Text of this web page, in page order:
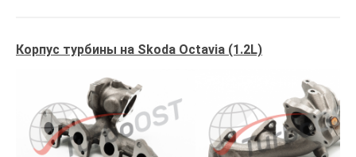
Корпус турбины на Skoda Octavia (1.2L)